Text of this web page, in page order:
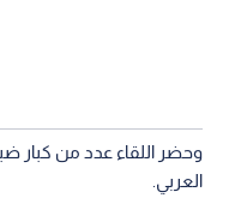
وحضر اللقاء عدد من كبار
العربي.